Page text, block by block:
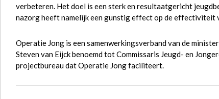
verbeteren. Het doel is een sterk en resultaatgericht
nazorg heeft namelijk een gunstig effect op de effectiviteit
Operatie Jong is een samenwerkingsverband van de
Steven van Eijck benoemd tot Commissaris Jeugd- en
projectbureau dat Operatie Jong faciliteert.